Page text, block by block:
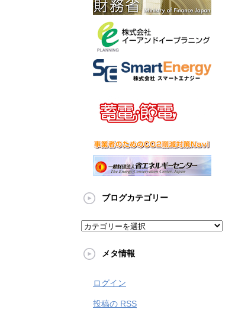
ブログカテゴリー
メタ情報
ログイン
投稿の RSS